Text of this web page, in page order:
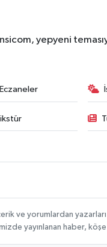
yepyeni
ve yorumlardan
yayınlanan haber,